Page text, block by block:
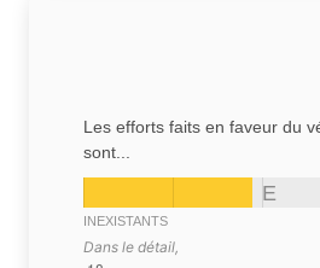
Les efforts faits en faveur du
sont...
E
INEXISTANTS
Dans le détail,